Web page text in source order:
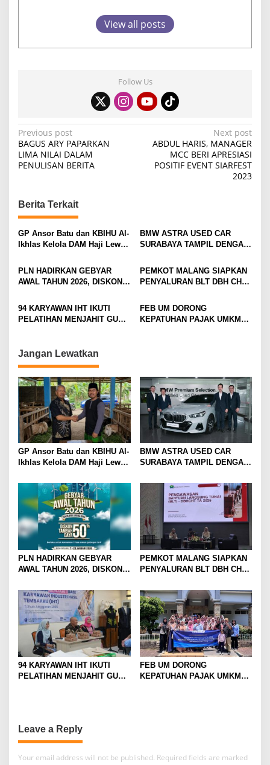
View all posts
Follow Us
P
o
s
n
a
v
g
a
t
i
n
Previous post
BAGUS ARY PAPARKAN
LIMA NILAI DALAM
PENULISAN BERITA
Next post
ABDUL HARIS, MANAGER
MCC BERI APRESIASI
POSITIF EVENT SIARFEST
2023
Berita Terkait
GP Ansor Batu dan KBIHU Al-
Ikhlas Kelola DAM Haji Lewat
BMW ASTRA USED CAR
SURABAYA TAMPIL DENGAN
PELANGGAN DI JATIM
DENGAN FASILITAS
PREMIUM
PLN HADIRKAN GEBYAR
AWAL TAHUN 2026, DISKON
PERSEN
PEMKOT MALANG SIAPKAN
PENYALURAN BLT DBH CHT
ROKOK
94 KARYAWAN IHT IKUTI
PELATIHAN MENJAHIT GUNA
FEB UM DORONG
KEPATUHAN PAJAK UMKM
Jangan Lewatkan
GP Ansor Batu dan KBIHU Al-
Ikhlas Kelola DAM Haji Lewat
BMW ASTRA USED CAR
SURABAYA TAMPIL DENGAN
PELANGGAN DI JATIM
DENGAN FASILITAS
PREMIUM
PLN HADIRKAN GEBYAR
AWAL TAHUN 2026, DISKON
PERSEN
PEMKOT MALANG SIAPKAN
PENYALURAN BLT DBH CHT
ROKOK
94 KARYAWAN IHT IKUTI
PELATIHAN MENJAHIT GUNA
FEB UM DORONG
KEPATUHAN PAJAK UMKM
Leave a Reply
Your email address will not be published. Required fields are marked